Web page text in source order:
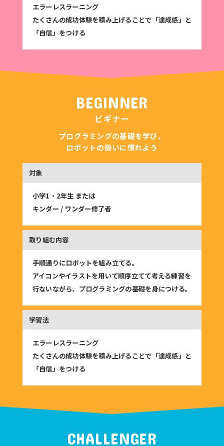
エラーレスラーニング
たくさんの成功体験を積み上げることで「達成感」と
「自信」をつける
BEGINNER
ビギナー
プログラミングの基礎を学び、
ロボットの扱いに慣れよう
小学1・2年生 または
キンダー / ワンダー修了者
手順通りにロボットを組み立てる。
アイコンやイラストを用いて順序立てて考える練習を
行ないながら、プログラミングの基礎を身につける。
エラーレスラーニング
たくさんの成功体験を積み上げることで「達成感」と
「自信」をつける
CHALLENGER